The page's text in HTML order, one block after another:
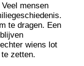
mensen
te dragen. Een
wiens lot
zetten.